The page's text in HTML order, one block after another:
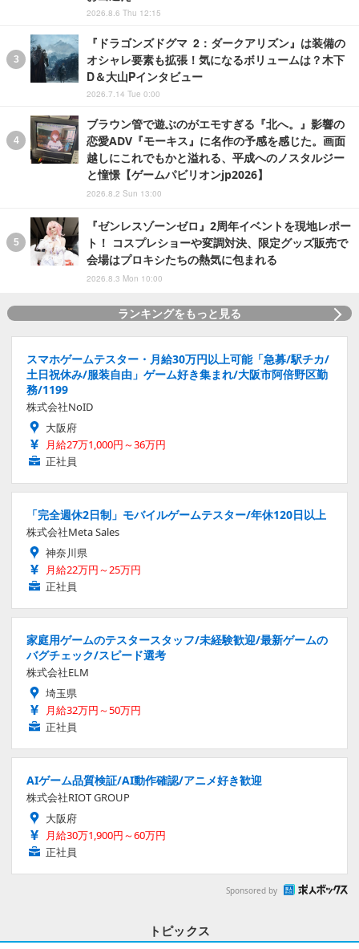
2026.8.6 Thu 12:15
『ドラゴンズドグマ 2：ダークアリズン』は装備の
オシャレ要素も拡張！気になるボリュームは？木下
D＆大山Pインタビュー
2026.7.14 Tue 0:00
ブラウン管で遊ぶのがエモすぎる『北へ。』影響の
恋愛ADV『モーキス』に名作の予感を感じた。画面
越しにこれでもかと溢れる、平成へのノスタルジー
と憧憬【ゲームパビリオンjp2026】
2026.8.2 Sun 13:00
『ゼンレスゾーンゼロ』2周年イベントを現地レポー
ト！ コスプレショーや変調対決、限定グッズ販売で
会場はプロキシたちの熱気に包まれる
2026.8.3 Mon 10:00
ランキングをもっと見る
スマホゲームテスター・月給30万円以上可能「急募/駅チカ/
土日祝休み/服装自由」ゲーム好き集まれ/大阪市阿倍野区勤
務/1199
株式会社NoID
大阪府
月給27万1,000円～36万円
正社員
「完全週休2日制」モバイルゲームテスター/年休120日以上
株式会社Meta Sales
神奈川県
月給22万円～25万円
正社員
家庭用ゲームのテスタースタッフ/未経験歓迎/最新ゲームの
バグチェック/スピード選考
株式会社ELM
埼玉県
月給32万円～50万円
正社員
AIゲーム品質検証/AI動作確認/アニメ好き歓迎
株式会社RIOT GROUP
大阪府
月給30万1,900円～60万円
正社員
Sponsored by
トピックス